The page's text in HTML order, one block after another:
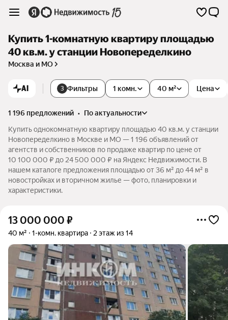
Купить 1-комнатную квартиру площадью
40 кв.м. у станции Новопеределкино
Москва и МО
AI 3 Фильтры 1 комн. Цена
40 м²
1 196 предложений •
по актуальности
Купить однокомнатную квартиру площадью 40 кв.м. у станции
Новопеределкино в Москве и МО — 1 196 объявлений от
агентств и собственников по продаже квартир по цене от
10 100 000 ₽ до 24 500 000 ₽ на Яндекс Недвижимости. В
нашем каталоге предложения площадью от 36 м² до 44 м² в
новостройках и вторичном жилье — фото, планировки и
характеристики.
13 000 000 ₽
40 м² 1-комн. квартира 2 этаж из 14